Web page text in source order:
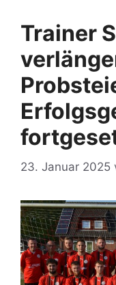
Trainer
23. Januar 2025